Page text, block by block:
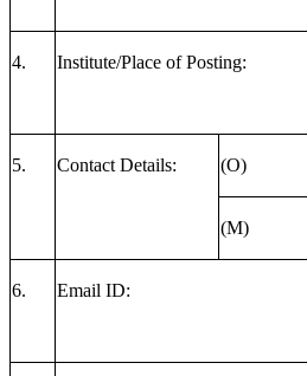
4. Institute/Place of Posting:
5. Contact Details: (O)
(M)
6. Email ID: